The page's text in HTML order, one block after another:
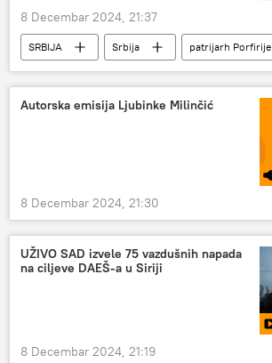
8 Decembar 2024, 21:37
SRBIJA Srbija patrijarh Porfirije
Autorska emisija Ljubinke Milinčić
8 Decembar 2024, 21:30
UŽIVO SAD izvele 75 vazdušnih napada
na ciljeve DAEŠ-a u Siriji
8 Decembar 2024, 21:19